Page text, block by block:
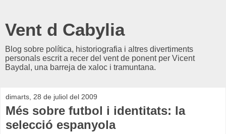
Vent d Cabylia
Blog sobre política, historiografia i altres divertiments
personals escrit a recer del vent de ponent per Vicent
Baydal, una barreja de xaloc i tramuntana.
dimarts, 28 de juliol del 2009
Més sobre futbol i identitats: la
selecció espanyola